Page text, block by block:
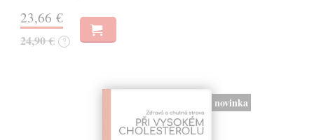
23,66 €
24,90 € ?
novinka